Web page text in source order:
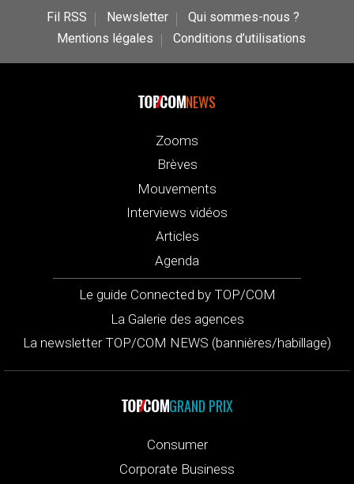
Fil RSS Newsletter
Qui sommes-nous ?
Mentions légales
Conditions d’utilisations
NEWS
Zooms
Brèves
Mouvements
Interviews vidéos
Articles
Agenda
Le guide Connected by TOP/COM
La Galerie des agences
La newsletter TOP/COM NEWS (bannières/habillage)
GRAND PRIX
Consumer
Corporate Business